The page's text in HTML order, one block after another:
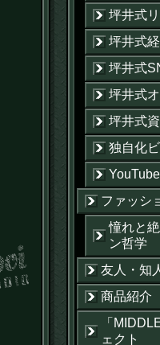
坪井式
坪井式
坪井式
坪井式
坪井式
独自化
ファッシ
憧れと
ン哲学
友人・知
商品紹介
「
ェクト